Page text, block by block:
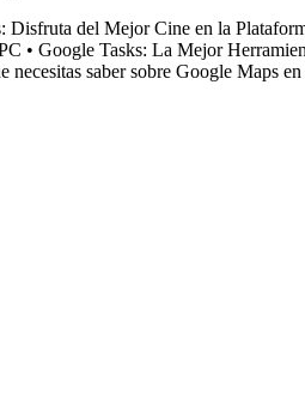
Disfruta del Mejor Cine en la
• Google Tasks: La Mejor
necesitas saber sobre Google Maps